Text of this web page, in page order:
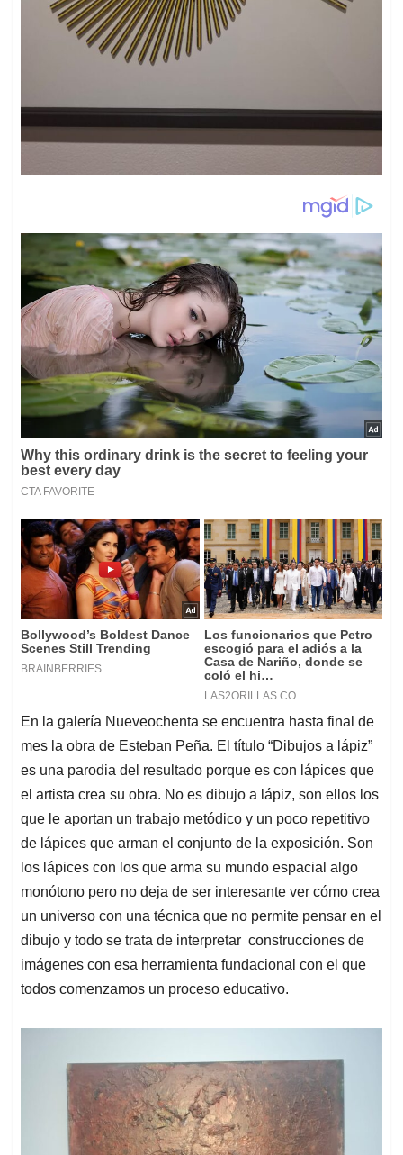
En la galería Nueveochenta se encuentra hasta final de
mes la obra de Esteban Peña. El título “Dibujos a lápiz”
es una parodia del resultado porque es con lápices que
el artista crea su obra. No es dibujo a lápiz, son ellos los
que le aportan un trabajo metódico y un poco repetitivo
de lápices que arman el conjunto de la exposición. Son
los lápices con los que arma su mundo espacial algo
monótono pero no deja de ser interesante ver cómo crea
un universo con una técnica que no permite pensar en el
dibujo y todo se trata de interpretar construcciones de
imágenes con esa herramienta fundacional con el que
todos comenzamos un proceso educativo.